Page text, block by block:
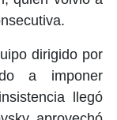
dirigido por
a imponer
llegó